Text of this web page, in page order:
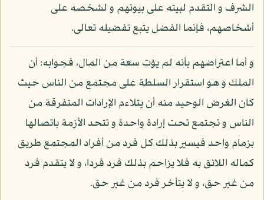
الشرف و التقدم لبيته على بيوتهم و لشخصه على
أشخاصهم، فإنما الفضل يتبع تفضيله تعالى.
و أما اعتراضهم بأنه لم يؤت سعة من المال، فجوابه: أن
الملك و هو استقرار السلطة على مجتمع من الناس حيث
كان الغرض الوحيد منه أن يتلاءم الإرادات المتفرقة من
الناس و تجتمع تحت إرادة واحدة و تتحد الأزمة باتصالها
بزمام واحد فيسير بذلك كل فرد من أفراد المجتمع طريق
كماله اللائق به فلا يزاحم بذلك فرد فردا، و لا يتقدم فرد
من غير حق، و لا يتأخر فرد من غير حق.